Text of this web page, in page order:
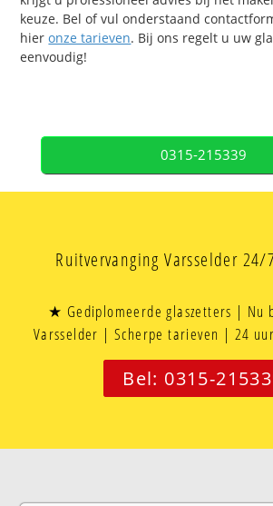
keuze. Bel of vul onderstaand
hieronze tarieven. Bij ons regelt u uw
eenvoudig!
0315-215339
Ruitvervanging Varsselder 24/
★ Gediplomeerde glaszetters | Nu
Varsselder | Scherpe tarieven | 24
Bel: 0315-